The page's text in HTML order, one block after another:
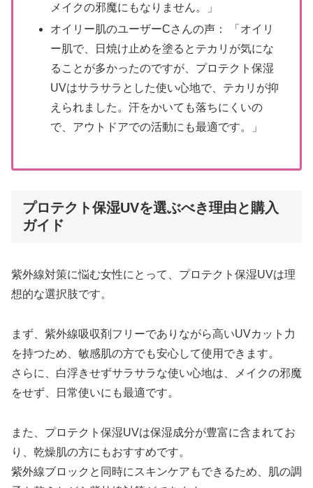
メイクの邪魔にもなりません。」
オイリー肌のユーザーCさんの声： 「オイリ
ー肌で、日焼け止めを塗るとテカリが気にな
ることが多かったのですが、プロテクト保湿
UVはサラサラとした使い心地で、テカリが抑
えられました。汗をかいても落ちにくいの
で、アウトドアでの活動にも最適です。」
プロテクト保湿UVを選ぶべき理由と購入
ガイド
紫外線対策に悩む女性にとって、プロテクト保湿UVは理
想的な選択肢です。
まず、紫外線吸収剤フリーでありながら高いUVカット力
を持つため、敏感肌の方でも安心して使用できます。
さらに、白浮きせずサラサラな使い心地は、メイクの邪魔
をせず、日常使いにも最適です。
また、プロテクト保湿UVは保湿成分が豊富に含まれてお
り、乾燥肌の方にもおすすめです。
紫外線ブロックと同時にスキンケアもできるため、肌の調